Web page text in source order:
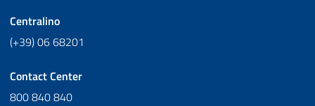
Centralino
(+39) 06 68201
Contact Center
800 840 840